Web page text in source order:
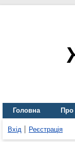
Головна Про
Вхід Реєстрація